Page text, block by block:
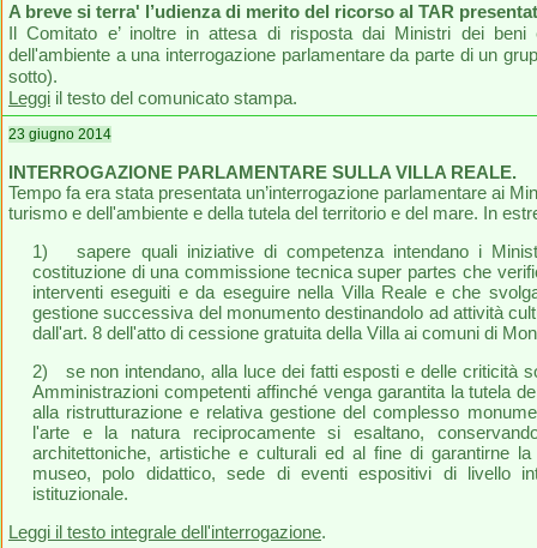
A breve si terra' l’udienza di merito del ricorso al TAR
Il Comitato e’ inoltre in attesa di risposta dai Ministri dei
dell'ambiente a una interrogazione parlamentare da parte di un
sotto).
Leggi il testo del comunicato stampa.
23 giugno 2014
INTERROGAZIONE PARLAMENTARE SULLA VILLA REALE.
Tempo fa era stata presentata un’interrogazione parlamentare ai
turismo e dell'ambiente e della tutela del territorio e del mare. In
1) sapere quali iniziative di competenza intendano i
costituzione di una commissione tecnica super partes che
interventi eseguiti e da eseguire nella Villa Reale e che
gestione successiva del monumento destinandolo ad attività
dall'art. 8 dell'atto di cessione gratuita della Villa ai comuni di
2) se non intendano, alla luce dei fatti esposti e delle criticità
Amministrazioni competenti affinché venga garantita la tutela
alla ristrutturazione e relativa gestione del complesso
l'arte e la natura reciprocamente si esaltano,
architettoniche, artistiche e culturali ed al fine di garantirne
museo, polo didattico, sede di eventi espositivi di livello
istituzionale.
Leggi il testo integrale dell'interrogazione.